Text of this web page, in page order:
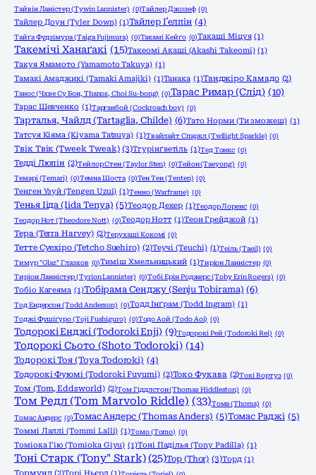
Тайвін Ланістер (Tywin Lannister) (0)Тайлер Джозеф (0)
Тайлер Доун (Tyler Down) (1)Тайлер Ґелпін (4)
Тайґа Фудзімура (Taiga Fujimura) (0)Такамі Кейґо (0)Такаші Міцуя (1)
Такемічі Ханаґакі (15)Такеомі Акаші (Akashi Takeomi) (1)
Такуя Ямамото (Yamamoto Takuya) (1)
Тамакі Амаджикі (Tamaki Amajiki) (1)Танака (1)Танджіро Камадо (2)
Танос (Чхве Су Бон, Thanos, Choi Su-bong) (0)Тарас Римар (Слід) (10)
Тарас Шевченко (1)Тарганбой (Cockroach boy) (0)
Тарталья, Чайлд (Tartaglia, Childe) (6)Тато Норми (Ти зможеш) (1)
Татсуя Кіяма (Kiyama Tatsuya) (1)Твайлайт Спаркл (Twilight Sparkle) (0)
Твік Твік (Tweek Tweak) (3)Тгурінґветіль (1)Тед Тонкс (0)
Тедді Люпін (2)Тейлор Стен (Taylor Sten) (0)Тейон (Taeyong) (0)
Темарі (Temari) (0)Темна Шоста (0)Тен Тен (Tenten) (0)
Тенген Узуй (Tengen Uzui) (1)Тенно (Warframe) (0)
Тенья Ііда (Iida Tenya) (5)Теодор Декер (1)Теодор Лоренс (0)
Теодор Нот (Theodore Nott) (0)Теодор Нотт (1)Теон Грейджой (1)
Тера (Terra Harvey) (2)Терухаші Кокомі (0)
Тетте Суехіро (Tetcho Suehiro) (2)Теучі (Teuchi) (1)Теіль (Taeil) (0)
Тимур "Glaz" Глазков (0)Тиміш Хмельницький (1)Тиріон Ланністер (0)
Тиріон Ланністер (Tyrion Lannister) (0)Тобі Ерін Роджерс (Toby Erin Rogers) (0)
Тобіо Кагеяма (1)Тобірама Сенджу (Senju Tobirama) (6)
Тод Ендерсон (Todd Anderson) (0)Тодд Інґрам (Todd Ingram) (1)
Тоджі Фушіґуро (Toji Fushiguro) (0)Тодо Аой (Todo Aoi) (0)
Тодорокі Енджі (Todoroki Enji) (9)Тодорокі Рей (Todoroki Rei) (0)
Тодорокі Сьото (Shoto Todoroki) (14)
Тодорокі Тоя (Toya Todoroki) (4)
Тодорокі Фуюмі (Todoroki Fuyumi) (2)Токо Фукава (2)Токі Вортуз (0)
Том (Tom, Eddsworld) (2)Том Гіддлстон (Thomas Hiddleston) (0)
Том Редл (Tom Marvolo Riddle) (33)Тома (Thoma) (0)
Томас Андерс (0)Томас Андерс (Thomas Anders) (5)Томас Раджі (5)
Томмі Лаллі (Tommi Lalli) (1)Томо (Tomo) (0)
Томіока Гію (Tomioka Giyu) (1)Тоні Паділья (Tony Padilla) (1)
Тоні Старк (Tony" Stark) (25)Тор (Thor) (3)Торд (1)